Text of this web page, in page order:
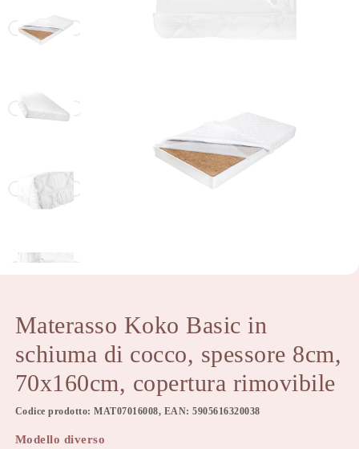
Materasso Koko Basic in
schiuma di cocco, spessore 8cm,
70x160cm, copertura rimovibile
Codice prodotto: MAT07016008, EAN: 5905616320038
Modello diverso